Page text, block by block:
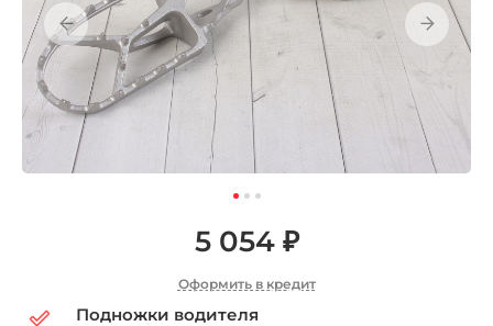
5 054 ₽
Оформить в кредит
Подножки водителя